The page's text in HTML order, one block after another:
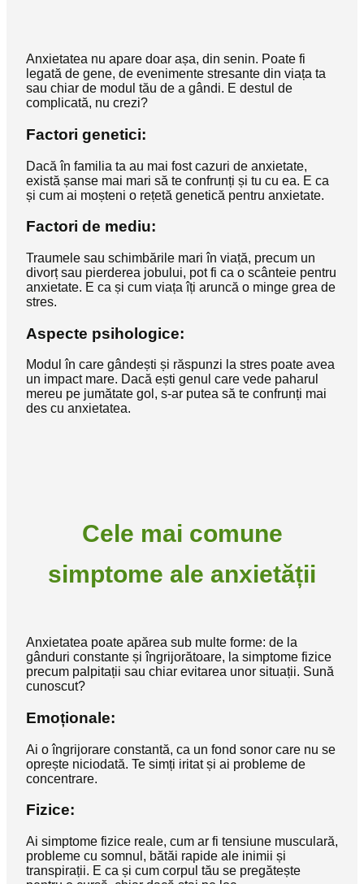
Anxietatea nu apare doar așa, din senin. Poate fi
legată de gene, de evenimente stresante din viața ta
sau chiar de modul tău de a gândi. E destul de
complicată, nu crezi?
Factori genetici:
Dacă în familia ta au mai fost cazuri de anxietate,
există șanse mai mari să te confrunți și tu cu ea. E ca
și cum ai moșteni o rețetă genetică pentru anxietate.
Factori de mediu:
Traumele sau schimbările mari în viață, precum un
divorț sau pierderea jobului, pot fi ca o scânteie pentru
anxietate. E ca și cum viața îți aruncă o minge grea de
stres.
Aspecte psihologice:
Modul în care gândești și răspunzi la stres poate avea
un impact mare. Dacă ești genul care vede paharul
mereu pe jumătate gol, s-ar putea să te confrunți mai
des cu anxietatea.
Cele mai comune
simptome ale anxietății
Anxietatea poate apărea sub multe forme: de la
gânduri constante și îngrijorătoare, la simptome fizice
precum palpitații sau chiar evitarea unor situații. Sună
cunoscut?
Emoționale:
Ai o îngrijorare constantă, ca un fond sonor care nu se
oprește niciodată. Te simți iritat și ai probleme de
concentrare.
Fizice:
Ai simptome fizice reale, cum ar fi tensiune musculară,
probleme cu somnul, bătăi rapide ale inimii și
transpirații. E ca și cum corpul tău se pregătește